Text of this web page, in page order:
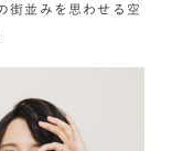
街並みを思わせる空